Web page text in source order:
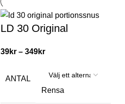
LD 30 Original
39kr – 349kr
ANTAL
Rensa